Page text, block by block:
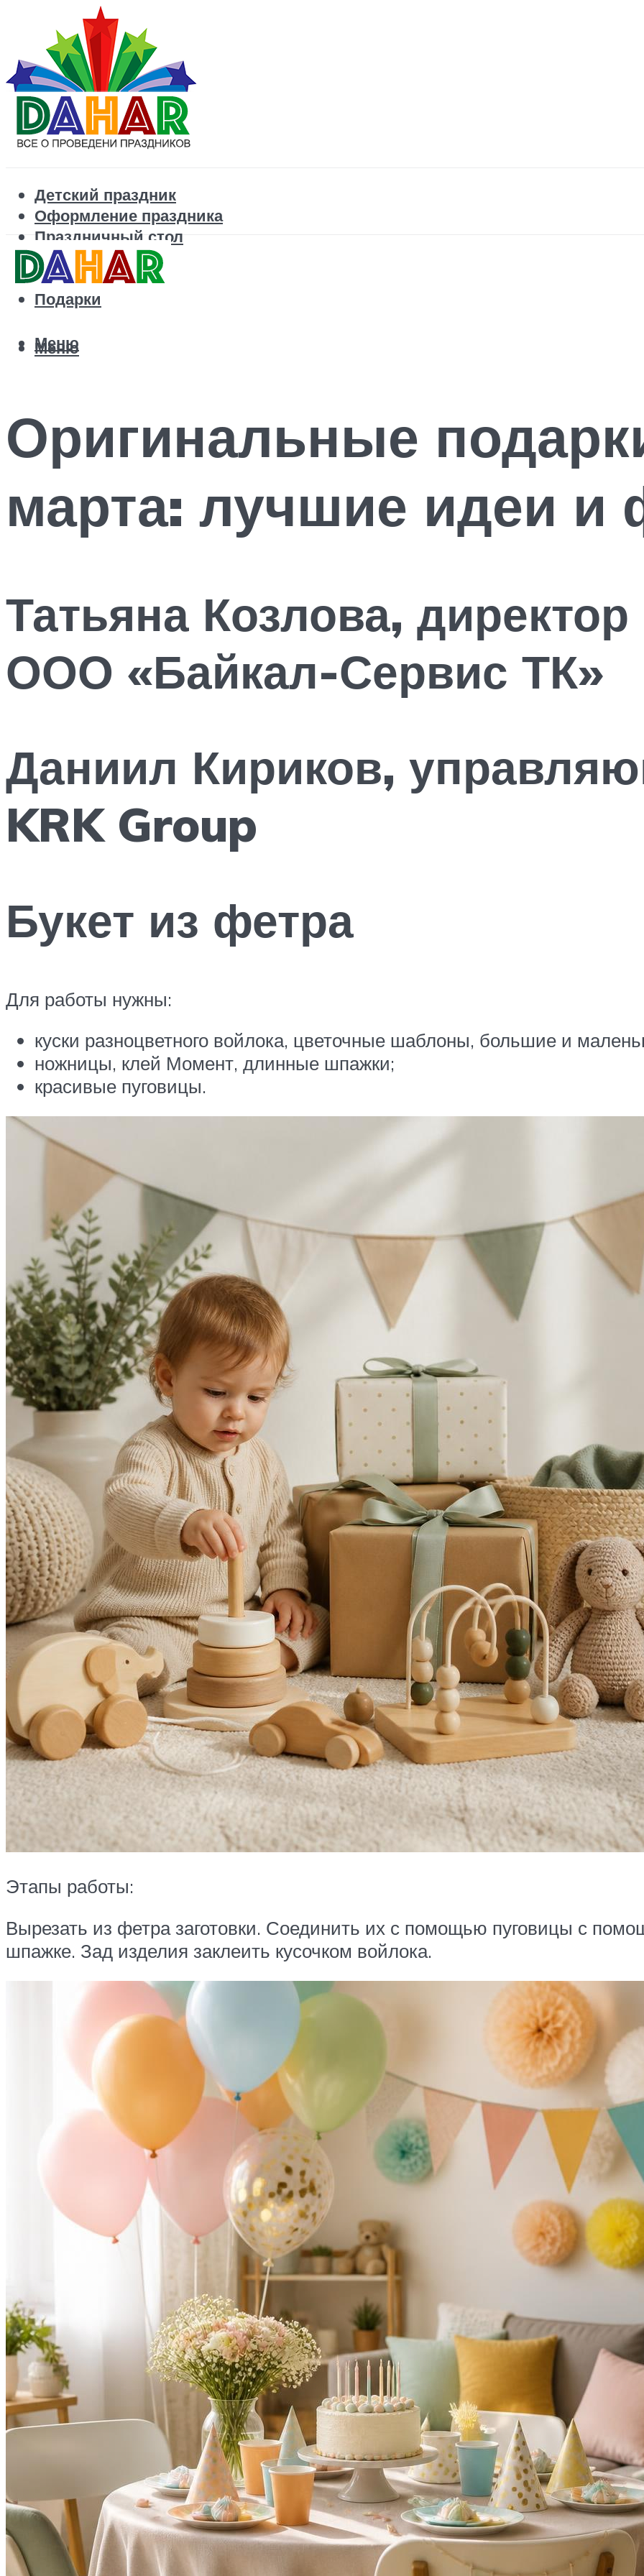
Детский праздник
Оформление праздника
Праздничный стол
Корпоратив
Поздравления
Подарки
Меню
Меню
Оригинальные
марта: лучшие идеи и
Татьяна Козлова,
ООО «Байкал-Сервис ТК»
Даниил Кириков,
KRK Group
Букет из фетра
Для работы нужны:
куски разноцветного войлока, цветочные шаблоны, большие и
ножницы, клей Момент, длинные шпажки;
красивые пуговицы.
Этапы работы:
Вырезать из фетра заготовки. Соединить их с помощью пуговицы с
шпажке. Зад изделия заклеить кусочком войлока.